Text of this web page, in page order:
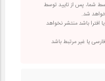
شما، پس از تایید توسط
شد.
باشد منتشر نخواهد
یا غیر مرتبط باشد